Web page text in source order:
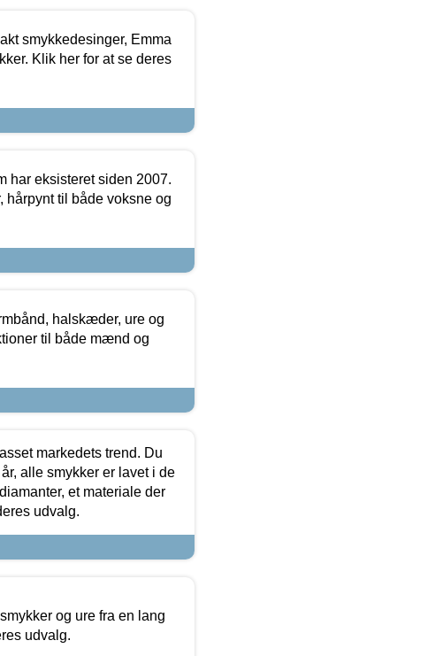
smykkedesinger, Emma
Klik her for at se deres
har eksisteret siden 2007.
hårpynt til både voksne og
halskæder, ure og
til både mænd og
markedets trend. Du
alle smykker er lavet i de
et materiale der
udvalg.
og ure fra en lang
udvalg.